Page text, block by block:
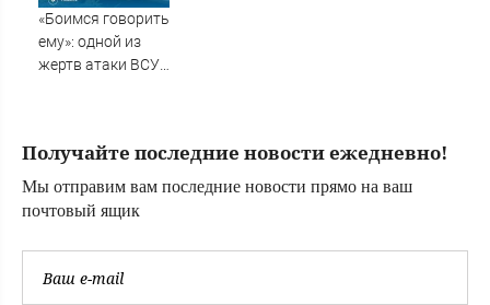
«Боимся говорить
ему»: одной из
жертв атаки ВСУ
бойца СВО
Получайте последние новости ежедневно!
Мы отправим вам последние новости прямо на ваш
почтовый ящик